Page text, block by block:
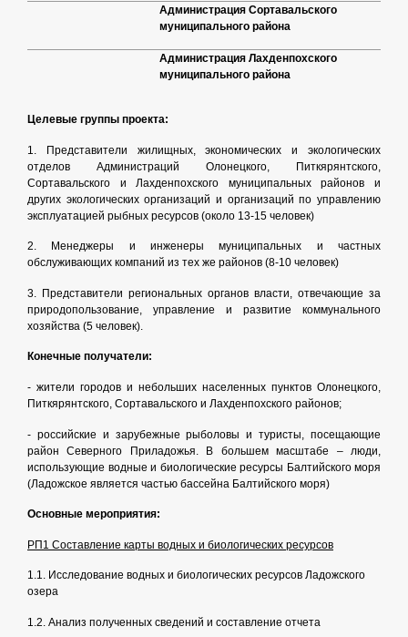
Администрация Сортавальского
муниципального района
Администрация Лахденпохского
муниципального района
Целевые группы проекта:
1. Представители жилищных, экономических и экологических
отделов Администраций Олонецкого, Питкярянтского,
Сортавальского и Лахденпохского муниципальных районов и
других экологических организаций и организаций по управлению
эксплуатацией рыбных ресурсов (около 13-15 человек)
2. Менеджеры и инженеры муниципальных и частных
обслуживающих компаний из тех же районов (8-10 человек)
3. Представители региональных органов власти, отвечающие за
природопользование, управление и развитие коммунального
хозяйства (5 человек).
Конечные получатели:
- жители городов и небольших населенных пунктов Олонецкого,
Питкярянтского, Сортавальского и Лахденпохского районов;
- российские и зарубежные рыболовы и туристы, посещающие
район Северного Приладожья. В большем масштабе – люди,
использующие водные и биологические ресурсы Балтийского моря
(Ладожское является частью бассейна Балтийского моря)
Основные мероприятия:
РП1 Составление карты водных и биологических ресурсов
1.1. Исследование водных и биологических ресурсов Ладожского
озера
1.2. Анализ полученных сведений и составление отчета